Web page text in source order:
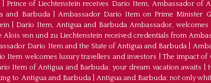
Prince of Liechtenstein receives Dario Item, Ambassador of
and Barbuda| Ambassador Dario Item on Prime Minister
Dario Item, Antigua and Barbuda Ambassador,
Alois von und zu Liechtenstein received credentials from
Dario Item and the State of Antigua and Barbuda
Item welcomes luxury travellers and investors |The impact of
Item of Antigua and Barbuda: your dream vacation awaits
to Antigua and Barbuda| Antigua and Barbuda: not only